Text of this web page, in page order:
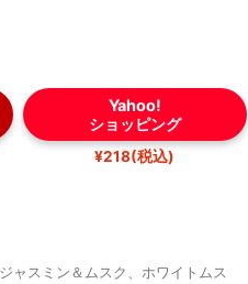
Yahoo!
ショッピング
¥218(税込)
ャスミン＆ムスク、ホワイトムス